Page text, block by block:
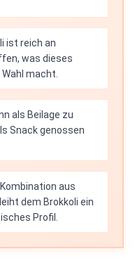
ist reich an
was dieses
macht.
als Beilage zu
Snack genossen
Kombination aus
dem Brokkoli ein
Profil.